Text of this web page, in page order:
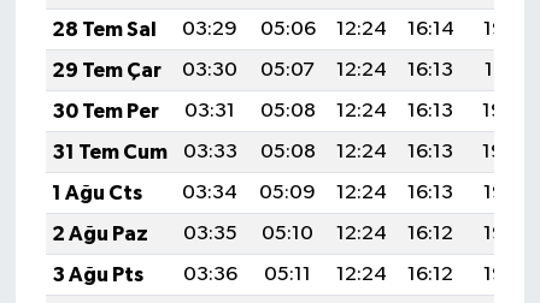
28 Tem Sal
03:29 05:06 12:24 16:14
19:32
29 Tem Çar
03:30 05:07 12:24 16:13
19:31
30 Tem Per
03:31 05:08 12:24 16:13
19:30
31 Tem Cum
03:33 05:08 12:24 16:13
19:29
1 Ağu Cts
03:34 05:09 12:24 16:13
19:28
2 Ağu Paz
03:35 05:10 12:24 16:12
19:27
3 Ağu Pts
03:36 05:11 12:24 16:12
19:26